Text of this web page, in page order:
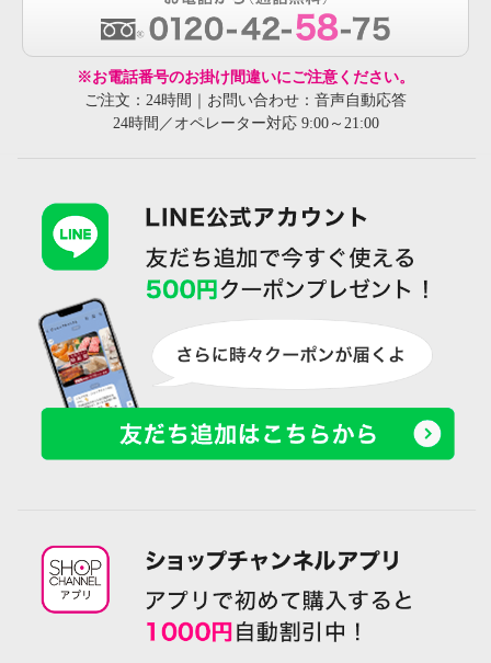
※お電話番号のお掛け間違いにご注意ください。
ご注文：24時間｜お問い合わせ：音声自動応答
24時間／オペレーター対応 9:00～21:00